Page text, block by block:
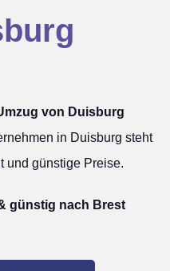
von Duisburg
in Duisburg steht
und günstige Preise.
günstig nach Brest